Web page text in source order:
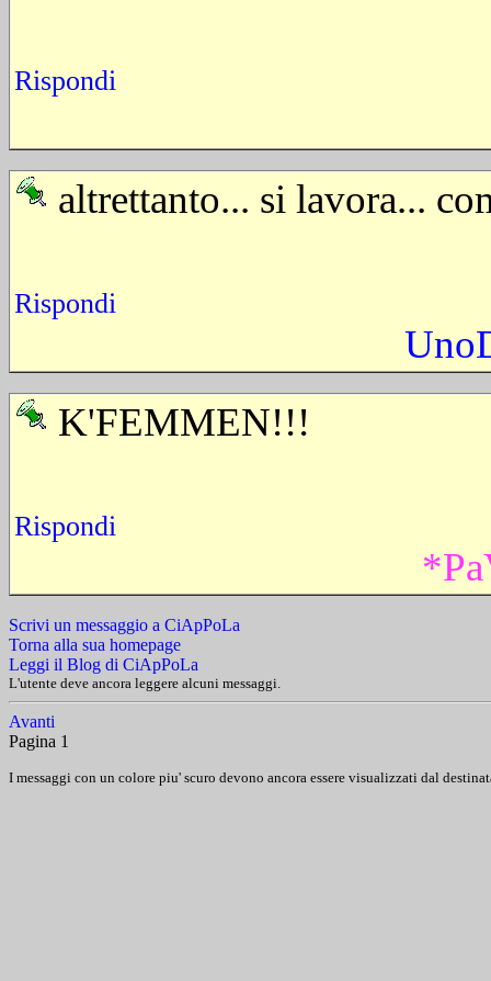
Rispondi
altrettanto... si lavora...
Rispondi
K'FEMMEN!!!
Rispondi
Scrivi un messaggio a CiApPoLa
Torna alla sua homepage
Leggi il Blog di CiApPoLa
L'utente deve ancora leggere alcuni messaggi.
Avanti
Pagina 1
I messaggi con un colore piu' scuro devono ancora essere visualizzati dal